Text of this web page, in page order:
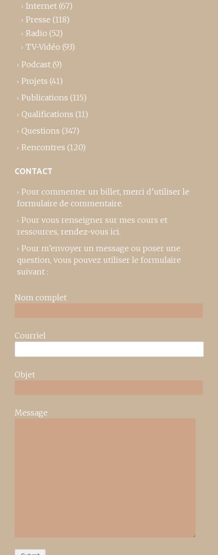
Internet (67)
Presse (118)
Radio (52)
TV-Vidéo (93)
Podcast (9)
Projets (41)
Publications (115)
Qualifications (11)
Questions (347)
Rencontres (120)
CONTACT
Pour commenter un billet, merci d’utiliser le
formulaire de commentaire.
Pour vous renseigner sur mes cours et
ressources, rendez-vous ici.
Pour m’envoyer un message ou poser une
question, vous pouvez utiliser le formulaire
suivant :
Nom complet
Courriel
Objet
Message